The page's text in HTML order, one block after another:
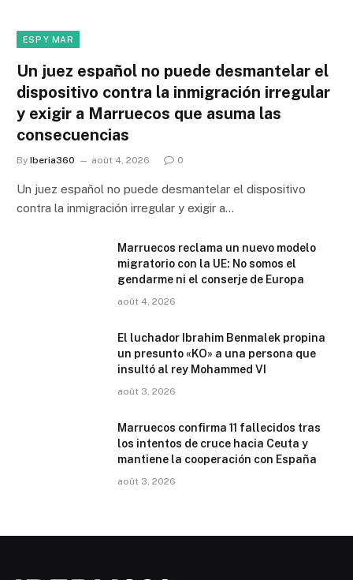
ESP Y MAR
Un juez español no puede desmantelar el
dispositivo contra la inmigración irregular
y exigir a Marruecos que asuma las
consecuencias
By Iberia360 août 4, 2026 0
Un juez español no puede desmantelar el dispositivo
contra la inmigración irregular y exigir a…
Marruecos reclama un nuevo modelo
migratorio con la UE: No somos el
gendarme ni el conserje de Europa
août 4, 2026
El luchador Ibrahim Benmalek propina
un presunto «KO» a una persona que
insultó al rey Mohammed VI
août 3, 2026
Marruecos confirma 11 fallecidos tras
los intentos de cruce hacia Ceuta y
mantiene la cooperación con España
août 3, 2026